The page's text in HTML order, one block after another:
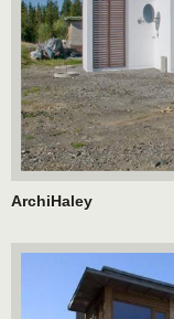
ArchiHaley